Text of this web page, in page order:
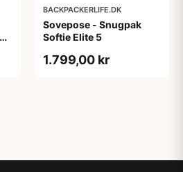
BACKPACKERLIFE.DK
Sovepose - Snugpak
Softie Elite 5
1.799,00 kr